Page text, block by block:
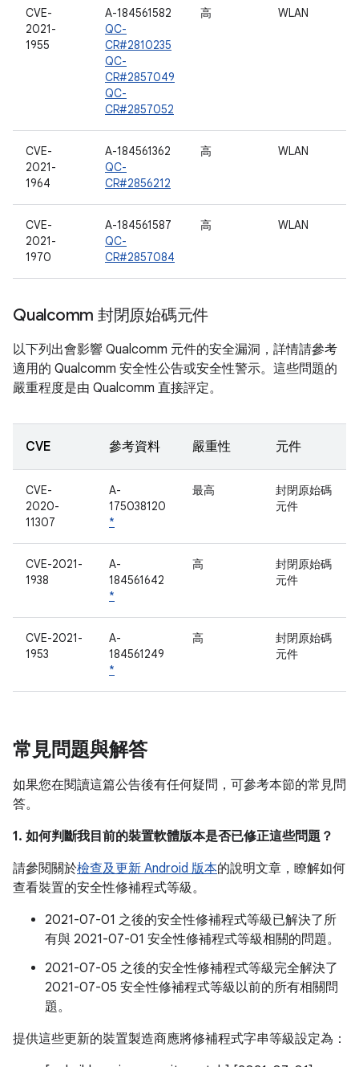
CVE-
2021-
1955
A-184561582
QC-
CR#2810235
QC-
CR#2857049
QC-
CR#2857052
高 WLAN
CVE-
2021-
1964
A-184561362
QC-
CR#2856212
高 WLAN
CVE-
2021-
1970
A-184561587
QC-
CR#2857084
高 WLAN
Qualcomm 封閉原始碼元件
以下列出會影響 Qualcomm 元件的安全漏洞，詳情請參考
適用的 Qualcomm 安全性公告或安全性警示。這些問題的
嚴重程度是由 Qualcomm 直接評定。
CVE 參考資料 嚴重性 元件
CVE-
2020-
11307
A-
175038120
*
最高
封閉原始碼
元件
CVE-2021-
1938
A-
184561642
*
高
封閉原始碼
元件
CVE-2021-
1953
A-
184561249
*
高
封閉原始碼
元件
常見問題與解答
如果您在閱讀這篇公告後有任何疑問，可參考本節的常見問
答。
1. 如何判斷我目前的裝置軟體版本是否已修正這些問題？
請參閱關於檢查及更新 Android 版本的說明文章，瞭解如何
查看裝置的安全性修補程式等級。
2021-07-01 之後的安全性修補程式等級已解決了所
有與 2021-07-01 安全性修補程式等級相關的問題。
2021-07-05 之後的安全性修補程式等級完全解決了
2021-07-05 安全性修補程式等級以前的所有相關問
題。
提供這些更新的裝置製造商應將修補程式字串等級設定為：